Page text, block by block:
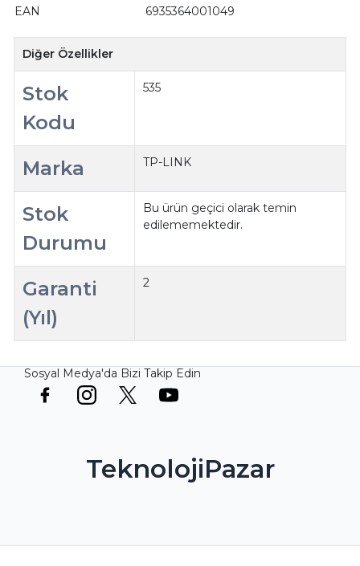
EAN
6935364001049
Diğer Özellikler
Stok
Kodu
535
Marka TP-LINK
Stok
Durumu
Bu ürün geçici olarak temin
edilememektedir.
Garanti
(Yıl)
2
Sosyal Medya'da Bizi Takip Edin
TeknolojiPazar